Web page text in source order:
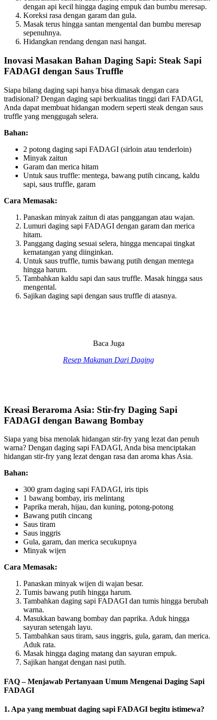
dengan api kecil hingga daging empuk dan bumbu meresap.
Koreksi rasa dengan garam dan gula.
Masak terus hingga santan mengental dan bumbu meresap
sepenuhnya.
Hidangkan rendang dengan nasi hangat.
Inovasi Masakan Bahan Daging Sapi: Steak Sapi
FADAGI dengan Saus Truffle
Siapa bilang daging sapi hanya bisa dimasak dengan cara
tradisional? Dengan daging sapi berkualitas tinggi dari FADAGI,
Anda dapat membuat hidangan modern seperti steak dengan saus
truffle yang menggugah selera.
Bahan:
2 potong daging sapi FADAGI (sirloin atau tenderloin)
Minyak zaitun
Garam dan merica hitam
Untuk saus truffle: mentega, bawang putih cincang, kaldu
sapi, saus truffle, garam
Cara Memasak:
Panaskan minyak zaitun di atas panggangan atau wajan.
Lumuri daging sapi FADAGI dengan garam dan merica
hitam.
Panggang daging sesuai selera, hingga mencapai tingkat
kematangan yang diinginkan.
Untuk saus truffle, tumis bawang putih dengan mentega
hingga harum.
Tambahkan kaldu sapi dan saus truffle. Masak hingga saus
mengental.
Sajikan daging sapi dengan saus truffle di atasnya.
Baca Juga
Resep Makanan Dari Daging
Kreasi Beraroma Asia: Stir-fry Daging Sapi
FADAGI dengan Bawang Bombay
Siapa yang bisa menolak hidangan stir-fry yang lezat dan penuh
warna? Dengan daging sapi FADAGI, Anda bisa menciptakan
hidangan stir-fry yang lezat dengan rasa dan aroma khas Asia.
Bahan:
300 gram daging sapi FADAGI, iris tipis
1 bawang bombay, iris melintang
Paprika merah, hijau, dan kuning, potong-potong
Bawang putih cincang
Saus tiram
Saus inggris
Gula, garam, dan merica secukupnya
Minyak wijen
Cara Memasak:
Panaskan minyak wijen di wajan besar.
Tumis bawang putih hingga harum.
Tambahkan daging sapi FADAGI dan tumis hingga berubah
warna.
Masukkan bawang bombay dan paprika. Aduk hingga
sayuran setengah layu.
Tambahkan saus tiram, saus inggris, gula, garam, dan merica.
Aduk rata.
Masak hingga daging matang dan sayuran empuk.
Sajikan hangat dengan nasi putih.
FAQ – Menjawab Pertanyaan Umum Mengenai Daging Sapi
FADAGI
1. Apa yang membuat daging sapi FADAGI begitu istimewa?